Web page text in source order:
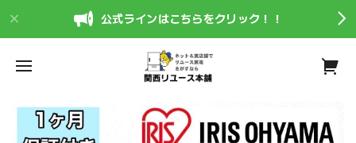
公式ラインはこちらをクリック！！